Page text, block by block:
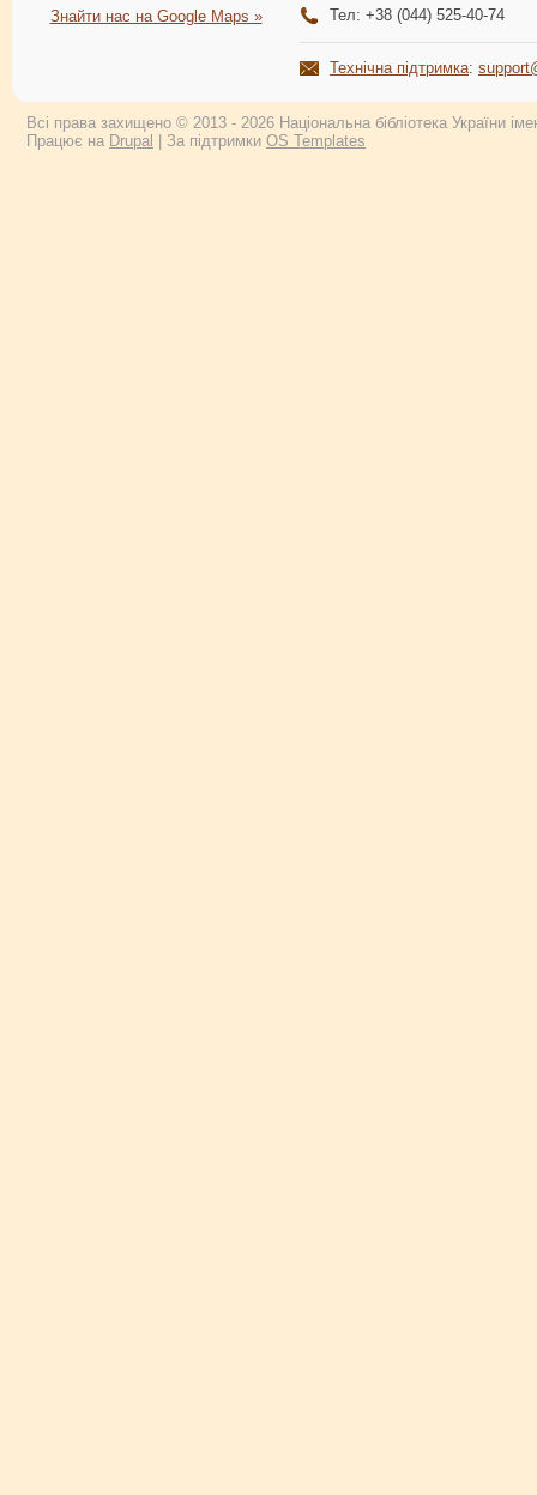
Знайти нас на Google Maps »
Тел: +38 (044) 525-40-74
Технічна підтримка:
Всі права захищено © 2013 - 2026 Національна бібліотека України
Працює на Drupal | За підтримки OS Templates